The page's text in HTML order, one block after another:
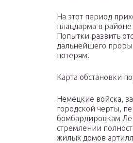
На этот период
плацдарма в
Попытки развить
дальнейшего
потерям.
Карта обстановки
Немецкие войска,
городской черты,
бомбардировкам
стремлении
жилых домов